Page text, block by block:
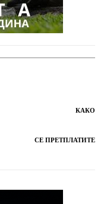
КАКО
СЕ ПРЕТПЛАТИТЕ